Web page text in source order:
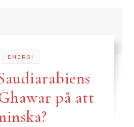
ENERGI
på att